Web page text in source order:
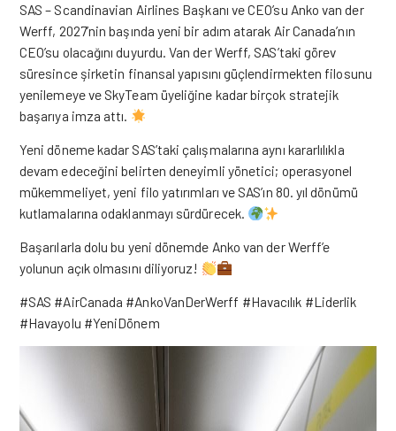
SAS – Scandinavian Airlines Başkanı ve CEO’su Anko van der
Werff, 2027’nin başında yeni bir adım atarak Air Canada’nın
CEO’su olacağını duyurdu. Van der Werff, SAS’taki görev
süresince şirketin finansal yapısını güçlendirmekten filosunu
yenilemeye ve SkyTeam üyeliğine kadar birçok stratejik
başarıya imza attı.
Yeni döneme kadar SAS’taki çalışmalarına aynı kararlılıkla
devam edeceğini belirten deneyimli yönetici; operasyonel
mükemmeliyet, yeni filo yatırımları ve SAS’ın 80. yıl dönümü
kutlamalarına odaklanmayı sürdürecek.
Başarılarla dolu bu yeni dönemde Anko van der Werff’e
yolunun açık olmasını diliyoruz!
#SAS #AirCanada #AnkoVanDerWerff #Havacılık #Liderlik
#Havayolu #YeniDönem